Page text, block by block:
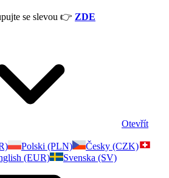
se slevou 👉 ZDE
Otevřít
Polski (PLN)
Česky (CZK)
(EUR) Svenska (SV)